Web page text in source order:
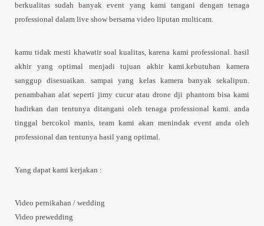
berkualitas sudah banyak event yang kami tangani dengan tenaga
professional dalam live show bersama video liputan multicam.
kamu tidak mesti khawatir soal kualitas, karena kami professional. hasil
akhir yang optimal menjadi tujuan akhir kami.kebutuhan kamera
sanggup disesuaikan. sampai yang kelas kamera banyak sekalipun.
penambahan alat seperti jimy cucur atau drone dji phantom bisa kami
hadirkan dan tentunya ditangani oleh tenaga professional kami. anda
tinggal bercokol manis, team kami akan menindak event anda oleh
professional dan tentunya hasil yang optimal.
Yang dapat kami kerjakan :
Video pernikahan / wedding
Video prewedding